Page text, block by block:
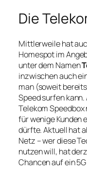
Die
Mittlerweile hat
Homespot im
unter dem Namen
inzwischen auch
man (soweit
Speed surfen
Telekom Speedbox
für wenige Kunden
dürfte. Aktuell hat
Netz – wer diese
nutzen will, hat
Chancen auf ein